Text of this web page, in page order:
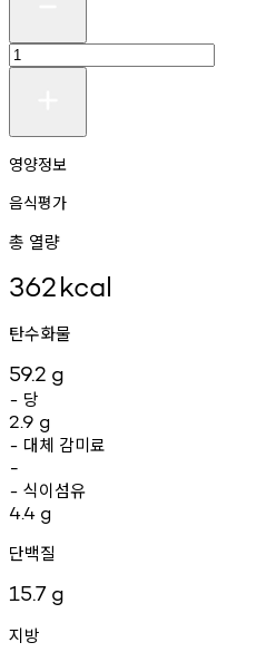
영양정보
음식평가
총 열량
362kcal
탄수화물
59.2 g
- 당
2.9 g
- 대체 감미료
-
- 식이섬유
4.4 g
단백질
15.7 g
지방